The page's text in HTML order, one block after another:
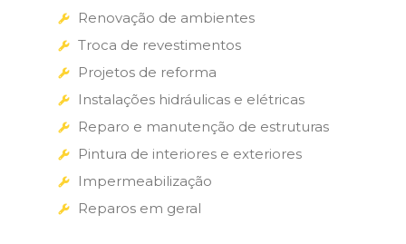
Renovação de ambientes
Troca de revestimentos
Projetos de reforma
Instalações hidráulicas e elétricas
Reparo e manutenção de estruturas
Pintura de interiores e exteriores
Impermeabilização
Reparos em geral